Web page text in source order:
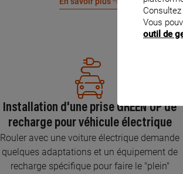
Installation d'une prise GREEN'UP de
recharge pour véhicule électrique
Rouler avec une voiture électrique demande
quelques adaptations et un équipement de
recharge spécifique pour faire le "plein"
Vous
outil de